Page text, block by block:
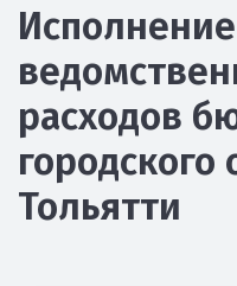
расходов
городского
Тольятти